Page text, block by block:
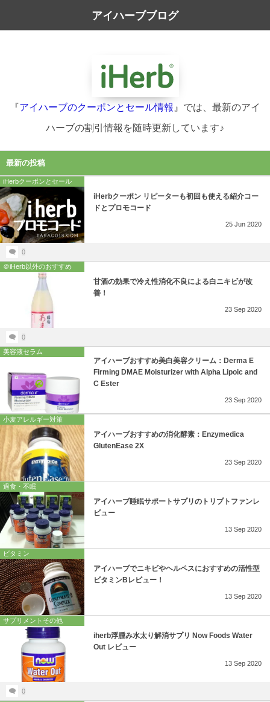
アイハーブブログ
『アイハーブのクーポンとセール情報 』では、最新のアイ
ハーブの割引情報を随時更新しています♪
最新の投稿
iHerbクーポンとセール
iHerbクーポン リピーターも初回も使える紹介コー
ドとプロモコード
25 Jun 2020
0
＠iHerb以外のおすすめ
甘酒の効果で冷え性消化不良による白ニキビが改
善！
23 Sep 2020
0
美容液セラム
アイハーブおすすめ美白美容クリーム：Derma E
Firming DMAE Moisturizer with Alpha Lipoic and
C Ester
23 Sep 2020
小麦アレルギー対策
アイハーブおすすめの消化酵素：Enzymedica
GlutenEase 2X
23 Sep 2020
過食・不眠
アイハーブ睡眠サポートサプリのトリプトファンレ
ビュー
13 Sep 2020
ビタミン
アイハーブでニキビやヘルペスにおすすめの活性型
ビタミンBレビュー！
13 Sep 2020
サプリメントその他
iherb浮腫み水太り解消サプリ Now Foods Water
Out レビュー
13 Sep 2020
0